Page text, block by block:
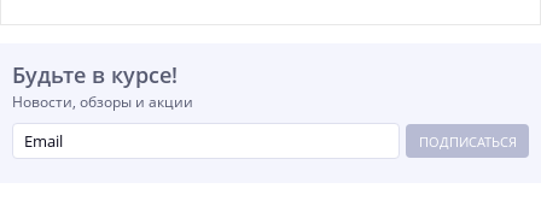
Будьте в курсе!
Новости, обзоры и акции
ПОДПИСАТЬСЯ